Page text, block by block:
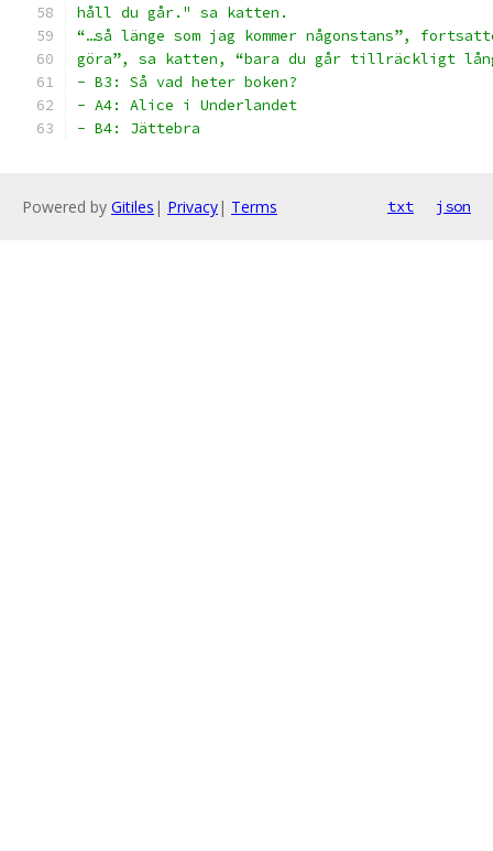
håll du går." sa katten.
“…så länge som jag kommer någonstans”,
göra”, sa katten, “bara du går tillräckligt
- B3: Så vad heter boken?
- A4: Alice i Underlandet
- B4: Jättebra
Powered by Gitiles | Privacy| Terms txt json